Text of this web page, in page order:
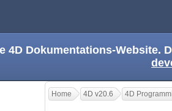
4D Dokumentations-Website.
Home 4D v20.6 4D